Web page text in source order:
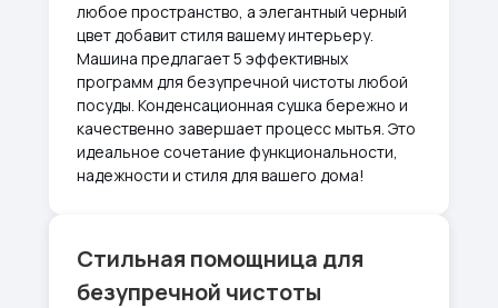
любое пространство, а элегантный черный
цвет добавит стиля вашему интерьеру.
Машина предлагает 5 эффективных
программ для безупречной чистоты любой
посуды. Конденсационная сушка бережно и
качественно завершает процесс мытья. Это
идеальное сочетание функциональности,
надежности и стиля для вашего дома!
Стильная помощница для
безупречной чистоты